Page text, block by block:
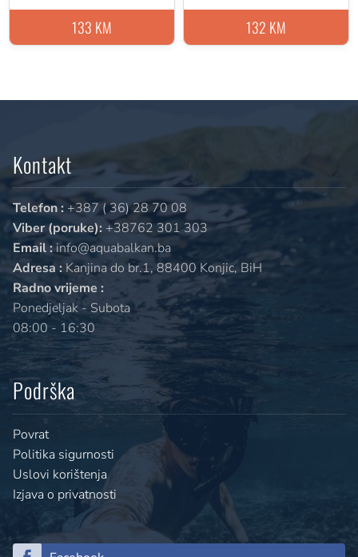
133 KM
132 KM
Kontakt
Telefon : +387 ( 36) 28 70 08
Viber (poruke): +38762 301 303
Email :info@aquabalkan.ba
Adresa : Kanjina do br.1, 88400 Konjic, BiH
Radno vrijeme :
Ponedjeljak - Subota
08:00 - 16:30
Podrška
Povrat
Politika sigurnosti
Uslovi korištenja
Izjava o privatnosti